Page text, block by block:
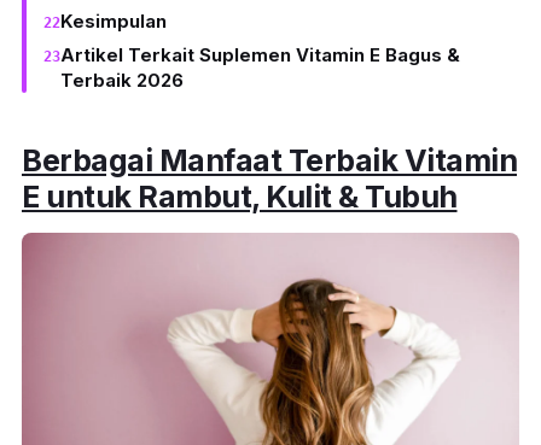
Kesimpulan
Artikel Terkait Suplemen Vitamin E Bagus &
Terbaik 2026
Berbagai Manfaat Terbaik Vitamin
E untuk Rambut, Kulit & Tubuh